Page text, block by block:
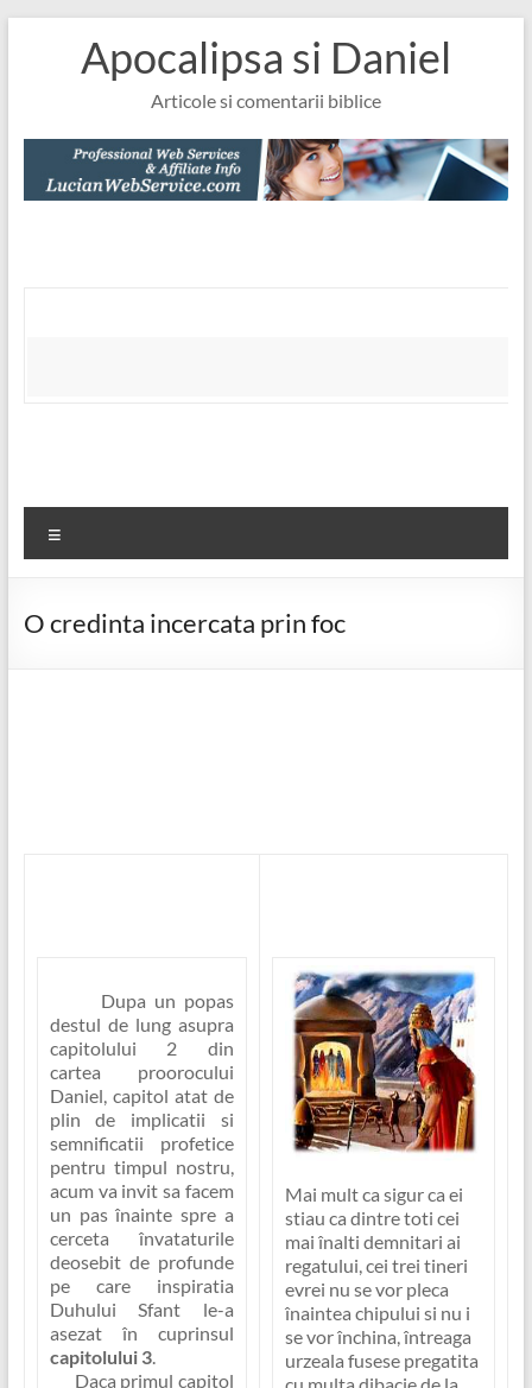
Apocalipsa si Daniel
Articole si comentarii biblice
O credinta incercata prin foc
Dupa un popas
destul de lung asupra
capitolului 2 din
cartea proorocului
Daniel, capitol atat de
plin de implicatii si
semnificatii profetice
pentru timpul nostru,
acum va invit sa facem
un pas înainte spre a
cerceta învataturile
deosebit de profunde
pe care inspiratia
Duhului Sfant le-a
asezat în cuprinsul
capitolului 3.
Daca primul capitol
Mai mult ca sigur ca ei
stiau ca dintre toti cei
mai înalti demnitari ai
regatului, cei trei tineri
evrei nu se vor pleca
înaintea chipului si nu i
se vor închina, întreaga
urzeala fusese pregatita